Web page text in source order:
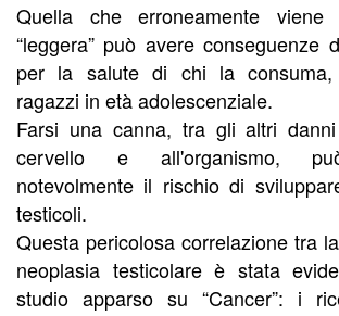
Quella che erroneamente viene
“leggera” può avere conseguenze
per la salute di chi la consuma,
ragazzi in età adolescenziale.
Farsi una canna, tra gli altri
cervello e all'organismo,
notevolmente il rischio di
testicoli.
Questa pericolosa correlazione tra
neoplasia testicolare è stata
studio apparso su “Cancer”: i